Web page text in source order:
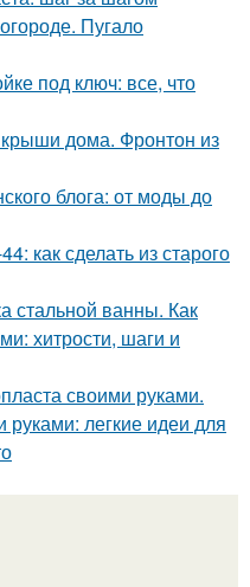
Пугало
под ключ: все, что
дома. Фронтон из
блога: от моды до
как сделать из старого
стальной ванны. Как
хитрости, шаги и
своими руками.
легкие идеи для